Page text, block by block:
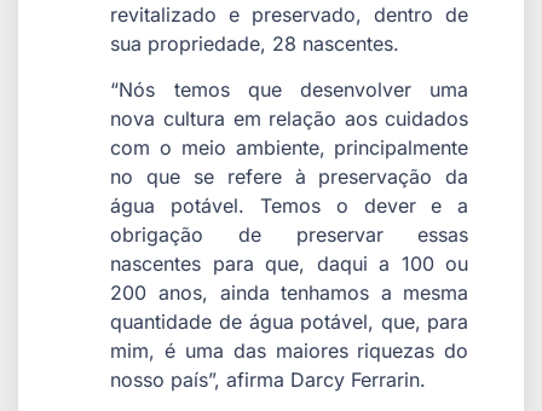
revitalizado e preservado, dentro de
sua propriedade, 28 nascentes.
“Nós temos que desenvolver uma
nova cultura em relação aos cuidados
com o meio ambiente, principalmente
no que se refere à preservação da
água potável. Temos o dever e a
obrigação de preservar essas
nascentes para que, daqui a 100 ou
200 anos, ainda tenhamos a mesma
quantidade de água potável, que, para
mim, é uma das maiores riquezas do
nosso país”, afirma Darcy Ferrarin.